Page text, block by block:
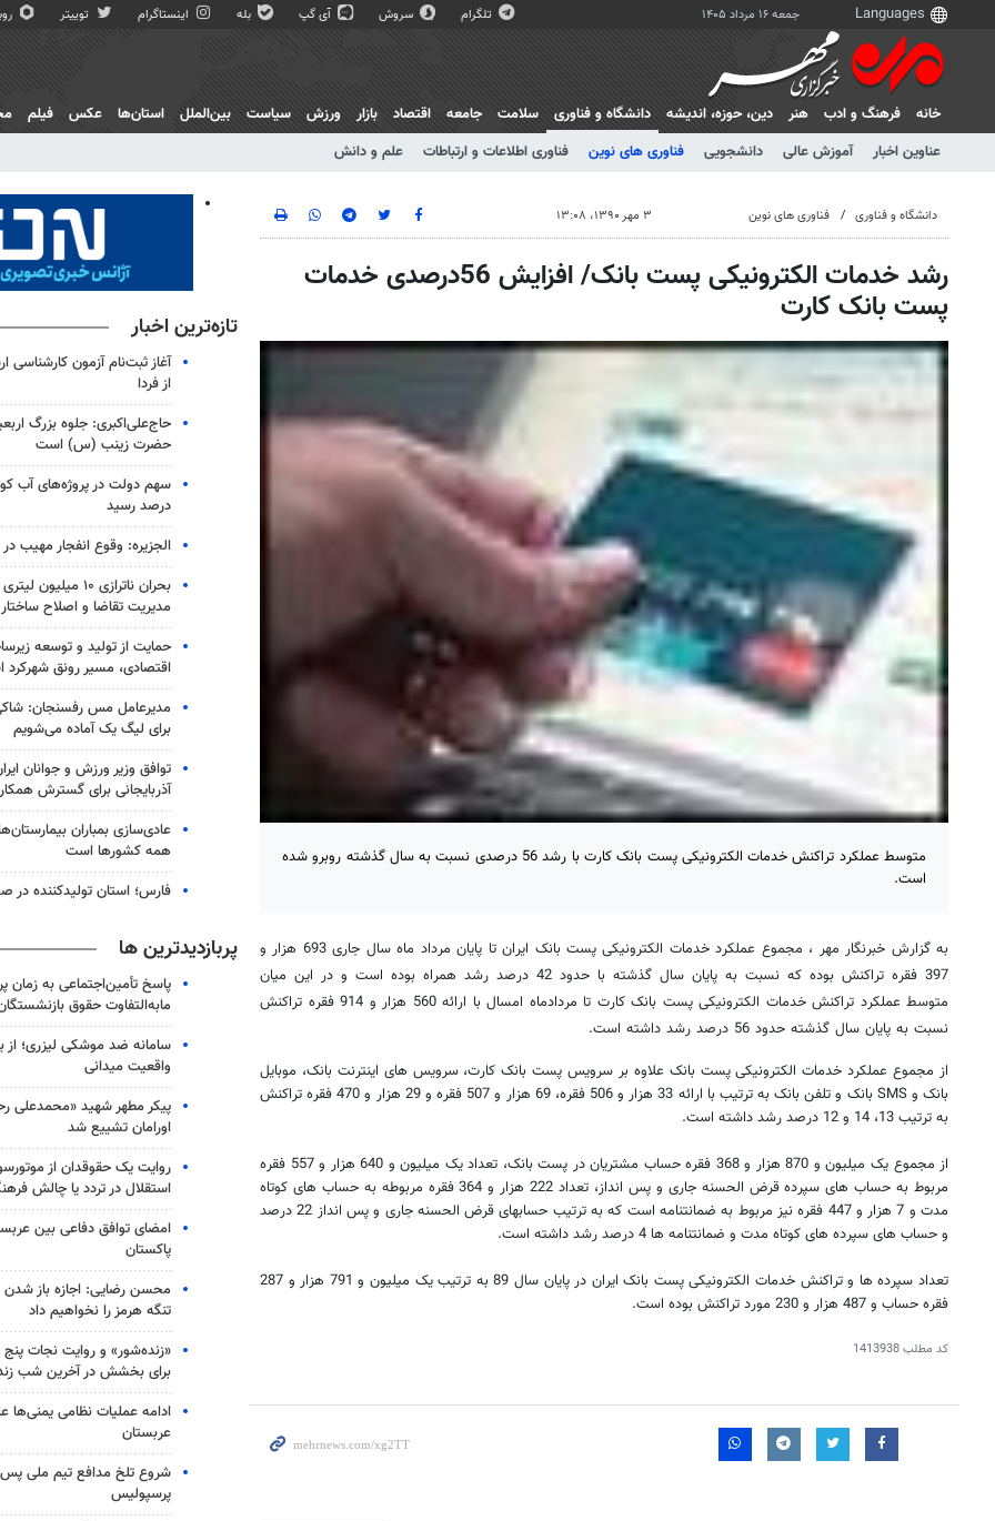
جمعه ۱۶ مرداد ۱۴۰۵ تلگرام سروش آی گپ بله اینستاگرام توییتر
خانه فرهنگ و ادب هنر دين، حوزه، انديشه
دانشگاه و فناوری
عناوین اخبار
آموزش عالی دانشجویی فناوری های نوین فناوری اطلاعات و ارتباطات علم و دانش
سلامت جامعه اقتصاد بازار ورزش سیاست بین‌الملل استان‌ها عکس فیلم
دانشگاه و فناوری فناوری های نوین ۳ مهر ۱۳۹۰، ۱۳:۰۸
رشد خدمات الکترونیکی پست بانک/ افزایش 56درصدی خدمات
پست بانک کارت
متوسط عملکرد تراکنش خدمات الکترونیکی پست بانک کارت با رشد 56 درصدی نسبت به سال گذشته روبرو شده
است.
به گزارش خبرنگار مهر ، مجموع عملکرد خدمات الکترونیکی پست بانک ایران تا پایان مرداد ماه سال جاری 693 هزار و
397 فقره تراکنش بوده که نسبت به پایان سال گذشته با حدود 42 درصد رشد همراه بوده است و در این میان
متوسط عملکرد تراکنش خدمات الکترونیکی پست بانک کارت تا مردادماه امسال با ارائه 560 هزار و 914 فقره تراکنش
نسبت به پایان سال گذشته حدود 56 درصد رشد داشته است.
از مجموع عملکرد خدمات الکترونیکی پست بانک علاوه بر سرویس پست بانک کارت، سرویس های اینترنت بانک، موبایل
بانک و SMS بانک و تلفن بانک به ترتیب با ارائه 33 هزار و 506 فقره، 69 هزار و 507 فقره و 29 هزار و 470 فقره تراکنش
به ترتیب 13، 14 و 12 درصد رشد داشته است.
از مجموع یک میلیون و 870 هزار و 368 فقره حساب مشتریان در پست بانک، تعداد یک میلیون و 640 هزار و 557 فقره
مربوط به حساب های سپرده قرض الحسنه جاری و پس انداز، تعداد 222 هزار و 364 فقره مربوطه به حساب های کوتاه
مدت و 7 هزار و 447 فقره نیز مربوط به ضمانتنامه است که به ترتیب حسابهای قرض الحسنه جاری و پس انداز 22 درصد
و حساب های سپرده های کوتاه مدت و ضمانتنامه ها 4 درصد رشد داشته است.
تعداد سپرده ها و تراکنش خدمات الکترونیکی پست بانک ایران در پایان سال 89 به ترتیب یک میلیون و 791 هزار و 287
فقره حساب و 487 هزار و 230 مورد تراکنش بوده است.
کد مطلب1413938
تازه‌ترین اخبار
آغاز ثبت‌نام‌ آزمون
از فردا
حاج‌علی‌اکبری: جلوه بزرگ
حضرت زینب (س) است
درصد رسید
الجزیره: وقوع انفجار مهیب
بحران ناترازی ۱۰
مدیریت تقاضا و اصلاح ساختار
حمایت از تولید و توسعه
اقتصادی، مسیر رونق
مدیرعامل مس رفسنجان:
برای لیگ یک آماده می‌شویم
توافق وزیر ورزش و جوانان
آذربایجانی برای گسترش
عادی‌سازی بمباران
همه کشورها است
فارس؛ استان تولیدکننده در
پربازدیدترین ها
پاسخ تأمین‌اجتماعی به زمان
مابه‌التفاوت حقوق
سامانه ضد موشکی لیزری؛ از
واقعیت میدانی
پیکر مطهر شهید «محمدعلی
اورامان تشییع شد
روایت یک حقوقدان از
استقلال در تردد یا چالش
امضای توافق دفاعی بین
پاکستان
محسن رضایی: اجازه باز
تنگه هرمز را نخواهیم داد
«زنده‌شور» و روایت نجات
برای بخشش در آخرین شب
ادامه عملیات نظامی یمنی‌ها
عربستان
شروع تلخ مدافع تیم ملی پس
پرسپولیس